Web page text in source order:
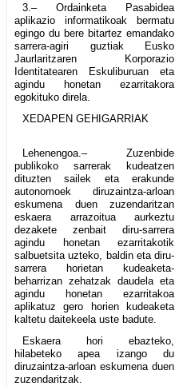
3.– Ordainketa Pasabidea
aplikazio informatikoak bermatu
egingo du bere bitartez emandako
sarrera-agiri guztiak Eusko
Jaurlaritzaren Korporazio
Identitatearen Eskuliburuan eta
agindu honetan ezarritakora
egokituko direla.
XEDAPEN GEHIGARRIAK
Lehenengoa.– Zuzenbide
publikoko sarrerak kudeatzen
dituzten sailek eta erakunde
autonomoek diruzaintza-arloan
eskumena duen zuzendaritzan
eskaera arrazoitua aurkeztu
dezakete zenbait diru-sarrera
agindu honetan ezarritakotik
salbuetsita uzteko, baldin eta diru-
sarrera horietan kudeaketa-
beharrizan zehatzak daudela eta
agindu honetan ezarritakoa
aplikatuz gero horien kudeaketa
kaltetu daitekeela uste badute.
Eskaera hori ebazteko,
hilabeteko apea izango du
diruzaintza-arloan eskumena duen
zuzendaritzak.